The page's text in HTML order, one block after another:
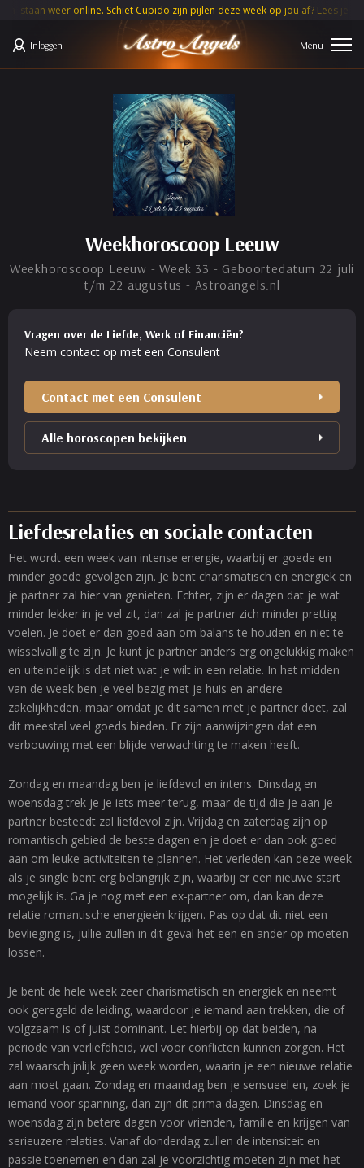
weer online. Schiet Cupido zijn pijlen deze week op jou af? Lees je
Inloggen
Weekhoroscoop Leeuw
Weekhoroscoop Leeuw - Week 33 - Geboortedatum 22 juli
t/m 22 augustus - Astroangels.nl
Vragen over de Liefde, Werk of Financiën?
Neem contact op met een Consulent
Contact met een Consulent
Alle horoscopen bekijken
Liefdesrelaties en sociale contacten
Het wordt een week van intense energie, waarbij er goede en
minder goede gevolgen zijn. Je bent charismatisch en energiek en
je partner zal hier van genieten. Echter, zijn er dagen dat je wat
minder lekker in je vel zit, dan zal je partner zich minder prettig
voelen. Je doet er dan goed aan om balans te houden en niet te
wisselvallig te zijn. Je kunt je partner anders erg ongelukkig maken
en uiteindelijk is dat niet wat je wilt in een relatie. In het midden
van de week ben je veel bezig met je huis en andere
zakelijkheden, maar omdat je dit samen met je partner doet, zal
dit meestal veel goeds bieden. Er zijn aanwijzingen dat een
verbouwing met een blijde verwachting te maken heeft.
Zondag en maandag ben je liefdevol en intens. Dinsdag en
woensdag trek je je iets meer terug, maar de tijd die je aan je
partner besteedt zal liefdevol zijn. Vrijdag en zaterdag zijn op
romantisch gebied de beste dagen en je doet er dan ook goed
aan om leuke activiteiten te plannen. Het verleden kan deze week
als je single bent erg belangrijk zijn, waarbij er een nieuwe start
mogelijk is. Ga je nog met een ex-partner om, dan kan deze
relatie romantische energieën krijgen. Pas op dat dit niet een
bevlieging is, jullie zullen in dit geval het een en ander op moeten
lossen.
Je bent de hele week zeer charismatisch en energiek en neemt
ook geregeld de leiding, waardoor je iemand aan trekken, die of
volgzaam is of juist dominant. Let hierbij op dat beiden, na
periode van verliefdheid, wel voor conflicten kunnen zorgen. Het
zal waarschijnlijk geen week worden, waarin je een nieuwe relatie
aan moet gaan. Zondag en maandag ben je sensueel en, zoek je
iemand voor spanning, dan zijn dit prima dagen. Dinsdag en
woensdag zijn betere dagen voor vrienden, familie en krijgen van
serieuzere relaties. Vanaf donderdag zullen de intensiteit en
passie toenemen en dan zal je voorzichtig moeten zijn met het